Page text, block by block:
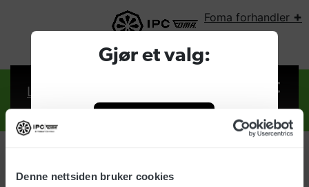
Denne nettsiden bruker cookies
Gjør et valg:
Foma forhandler +
VELG LAND:
Logg inn